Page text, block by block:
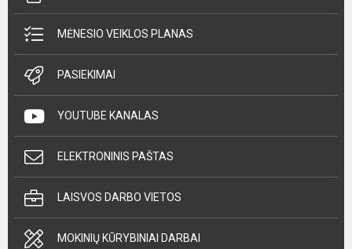
MĖNESIO VEIKLOS PLANAS
PASIEKIMAI
YOUTUBE KANALAS
ELEKTRONINIS PAŠTAS
LAISVOS DARBO VIETOS
MOKINIŲ KŪRYBINIAI DARBAI